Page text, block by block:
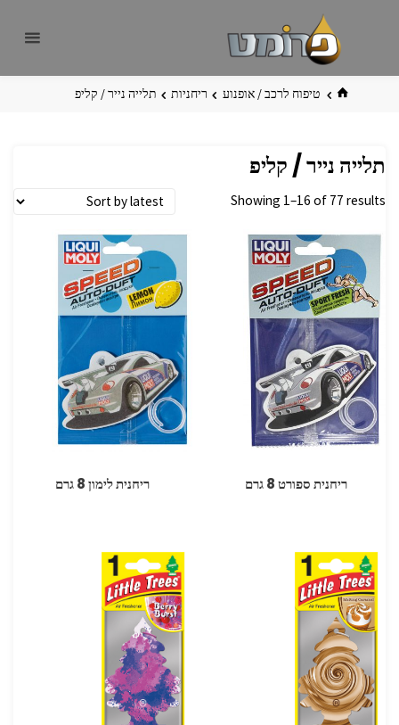
בית טיפוח לרכב / אופנוע ריחניות תלייה נייר / קליפ
תלייה נייר / קליפ
Showing 1–16 of 77 results
ריחנית ספורט 8 גרם ריחנית לימון 8 גרם